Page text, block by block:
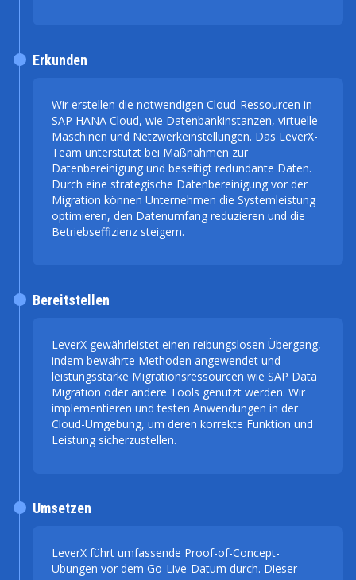
Wir erstellen die notwendigen Cloud-Ressourcen in
SAP HANA Cloud, wie Datenbankinstanzen, virtuelle
Maschinen und Netzwerkeinstellungen. Das LeverX-
Team unterstützt bei Maßnahmen zur
Datenbereinigung und beseitigt redundante Daten.
Durch eine strategische Datenbereinigung vor der
Migration können Unternehmen die Systemleistung
optimieren, den Datenumfang reduzieren und die
Betriebseffizienz steigern.
Erkunden
LeverX gewährleistet einen reibungslosen Übergang,
indem bewährte Methoden angewendet und
leistungsstarke Migrationsressourcen wie SAP Data
Migration oder andere Tools genutzt werden. Wir
implementieren und testen Anwendungen in der
Cloud-Umgebung, um deren korrekte Funktion und
Leistung sicherzustellen.
Bereitstellen
LeverX führt umfassende Proof-of-Concept-
Übungen vor dem Go-Live-Datum durch. Dieser
Umsetzen